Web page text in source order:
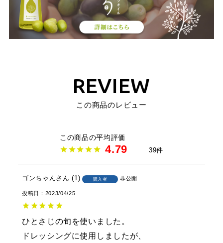
REVIEW
この商品のレビュー
4.79 39
ゴンちゃん 1 購入者 非公開
投稿日 2023/04/25
ひとさじの旬を使いました。
ドレッシングに使用しましたが、